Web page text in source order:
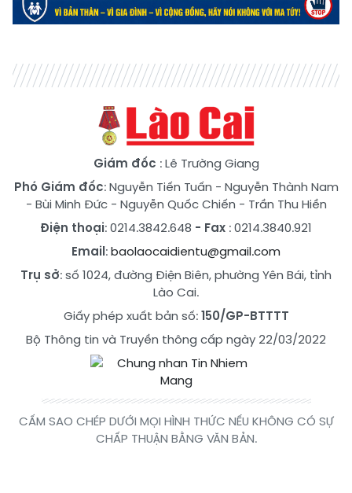
Giám đốc : Lê Trường Giang
Phó Giám đốc:Nguyễn Tiến Tuấn - Nguyễn Thành Nam
- Bùi Minh Đức- Nguyễn Quốc Chiến - Trần Thu Hiền
Điện thoại: 0214.3842.648 - Fax : 0214.3840.921
Email:baolaocaidientu@gmail.com
Trụ sở: số 1024, đường Điện Biên, phường Yên Bái, tỉnh
Lào Cai.
Giấy phép xuất bản số:150/GP-BTTTT
Bộ Thông tin và Truyền thông cấp ngày 22/03/2022
CẤM SAO CHÉP DƯỚI MỌI HÌNH THỨC NẾU KHÔNG CÓ SỰ
CHẤP THUẬN BẰNG VĂN BẢN.